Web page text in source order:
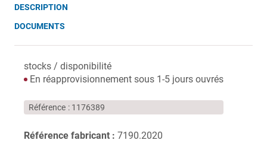
DESCRIPTION
DOCUMENTS
stocks / disponibilité
En réapprovisionnement sous 1-5 jours ouvrés
Référence 1176389
Référence fabricant : 7190.2020